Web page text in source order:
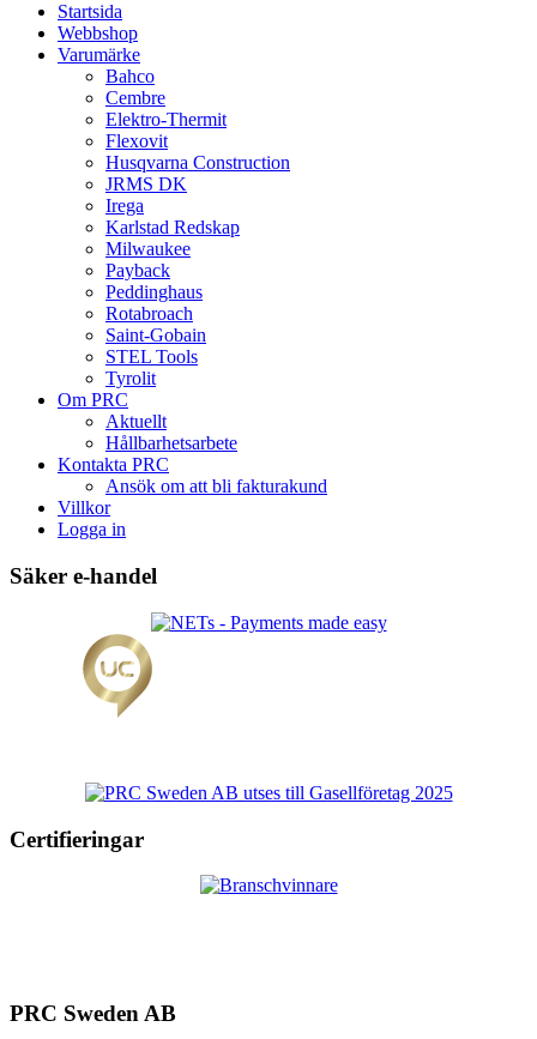
Startsida
Webbshop
Varumärke
Bahco
Cembre
Elektro-Thermit
Flexovit
Husqvarna Construction
JRMS DK
Irega
Karlstad Redskap
Milwaukee
Payback
Peddinghaus
Rotabroach
Saint-Gobain
STEL Tools
Tyrolit
Om PRC
Aktuellt
Hållbarhetsarbete
Kontakta PRC
Ansök om att bli fakturakund
Villkor
Logga in
Säker e-handel
Certifieringar
PRC Sweden AB